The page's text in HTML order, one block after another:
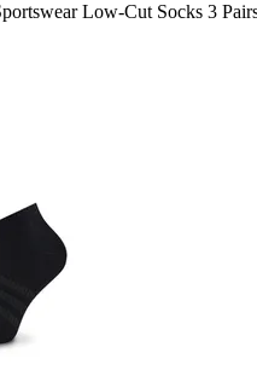
Low-Cut Socks 3